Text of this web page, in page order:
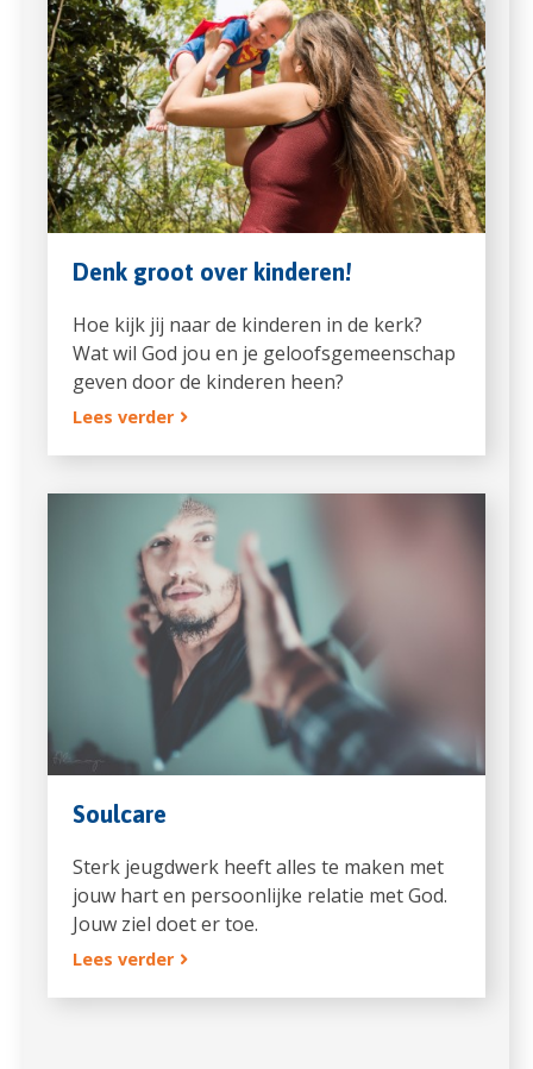
Denk groot over kinderen!
Hoe kijk jij naar de kinderen in de kerk?
Wat wil God jou en je geloofsgemeenschap
geven door de kinderen heen?
Lees verder
Soulcare
Sterk jeugdwerk heeft alles te maken met
jouw hart en persoonlijke relatie met God.
Jouw ziel doet er toe.
Lees verder